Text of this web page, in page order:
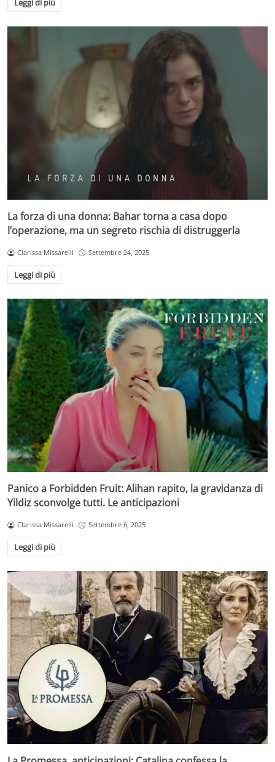
Leggi di più
La forza di una donna: Bahar torna a casa dopo
l’operazione, ma un segreto rischia di distruggerla
Clarissa Missarelli Settembre 24, 2025
Leggi di più
Panico a Forbidden Fruit: Alihan rapito, la gravidanza di
Yildiz sconvolge tutti. Le anticipazioni
Clarissa Missarelli Settembre 6, 2025
Leggi di più